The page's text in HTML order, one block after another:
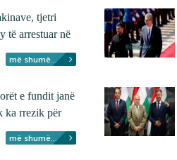
tjetri
të arrestuar në
më shumë...
e fundit janë
ka rrezik për
më shumë...